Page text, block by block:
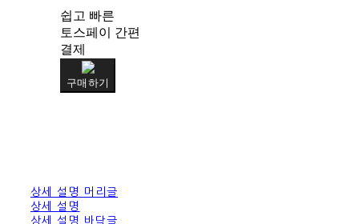
쉽고 빠른
토스페이 간편
결제
구매하기
상세 설명 머리글
상세 설명
상세 설명 바닥글